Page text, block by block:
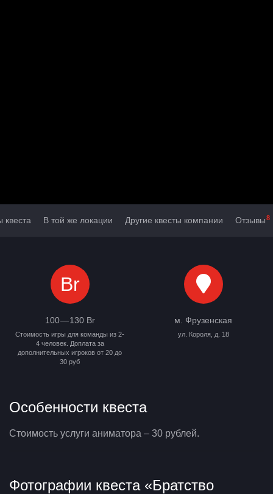
квеста В той же локации Другие квесты компании Отзывы8
Br
100 — 130 Br
Стоимость игры для команды из 2-
4 человек. Доплата за
дополнительных игроков от 20 до
30 руб
м. Фрузенская
ул. Короля, д. 18
Особенности квеста
Стоимость услуги аниматора – 30 рублей.
Фотографии квеста «Братство